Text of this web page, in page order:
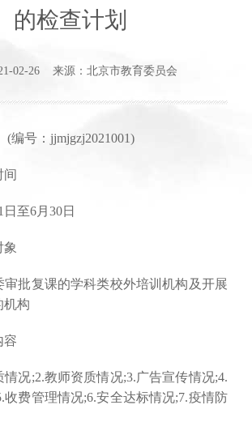
的检查计划
02-26 来源：北京市教育委员会
(编号：jjmjgzj2021001)
至6月30日
复课的学科类校外培训机构及开展
机构
;2.教师资质情况;3.广告宣传情况;4.
收费管理情况;6.安全达标情况;7.疫情防